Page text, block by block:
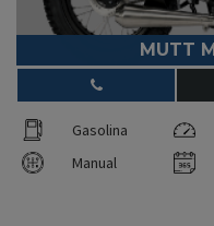
MUTT
Gasolina
Manual